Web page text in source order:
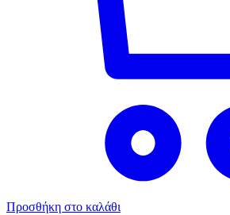
Προσθήκη στο καλάθι